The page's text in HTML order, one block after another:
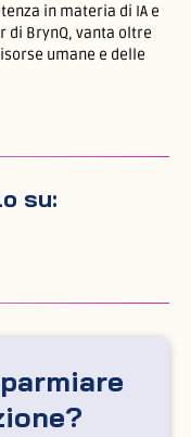
in materia di IA e
di BrynQ, vanta oltre
umane e delle
su: